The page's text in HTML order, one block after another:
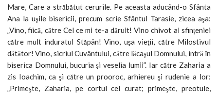
Mare, Care a străbătut cerurile. Pe aceasta aducând-o Sfânta
Ana la uşile bisericii, precum scrie Sfântul Tarasie, zicea aşa:
„Vino, fiică, către Cel ce mi te-a dăruit! Vino chivot al sfinţeniei
către mult înduratul Stăpân! Vino, uşa vieţii, către Milostivul
dătător! Vino, sicriul Cuvântului, către lăcaşul Domnului, intră în
biserica Domnului, bucuria şi veselia lumii”. Iar către Zaharia a
zis Ioachim, ca şi către un prooroc, arhiereu şi rudenie a lor:
„Primeşte, Zaharia, pe cortul cel curat; primeşte, preotule,